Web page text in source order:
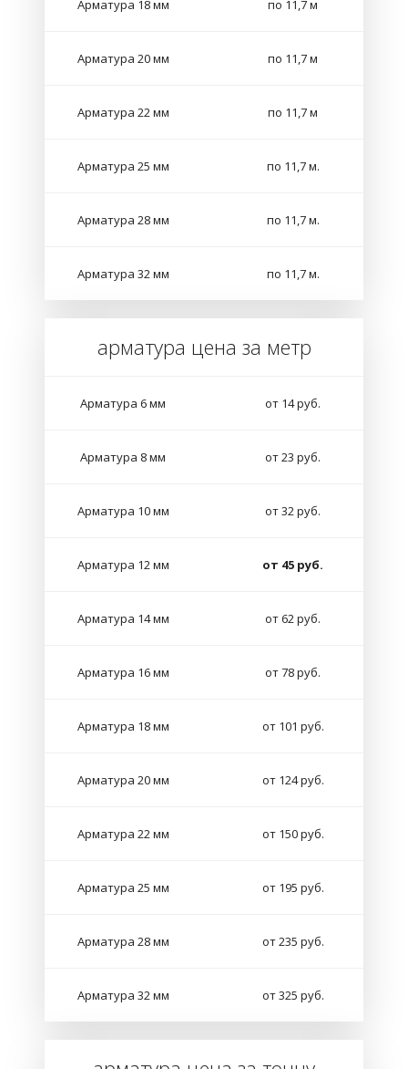
Арматура 18 мм по 11,7 м
Арматура 20 мм по 11,7 м
Арматура 22 мм по 11,7 м
Арматура 25 мм по 11,7 м.
Арматура 28 мм по 11,7 м.
Арматура 32 мм по 11,7 м.
арматура цена за метр
Арматура 6 мм от 14 руб.
Арматура 8 мм от 23 руб.
Арматура 10 мм от 32 руб.
Арматура 12 мм от 45 руб.
Арматура 14 мм от 62 руб.
Арматура 16 мм от 78 руб.
Арматура 18 мм от 101 руб.
Арматура 20 мм от 124 руб.
Арматура 22 мм от 150 руб.
Арматура 25 мм от 195 руб.
Арматура 28 мм от 235 руб.
Арматура 32 мм от 325 руб.